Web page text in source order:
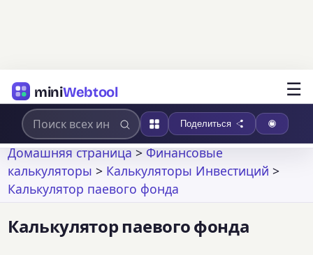
miniWebtool ☰
Поделиться
Домашняя страница>Финансовые
калькуляторы > Калькуляторы Инвестиций >
Калькулятор паевого фонда
Калькулятор паевого фонда